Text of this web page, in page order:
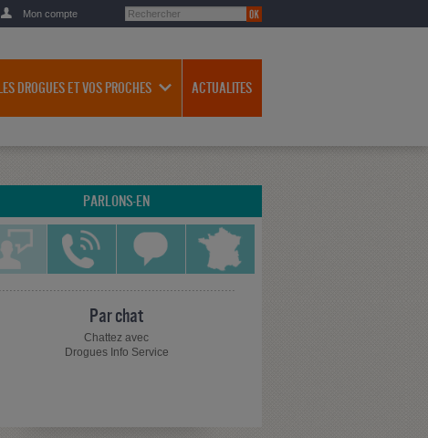
Mon compte
LES DROGUES ET VOS PROCHES ACTUALITES
PARLONS-EN
Par chat
Chattez avec
Drogues Info Service